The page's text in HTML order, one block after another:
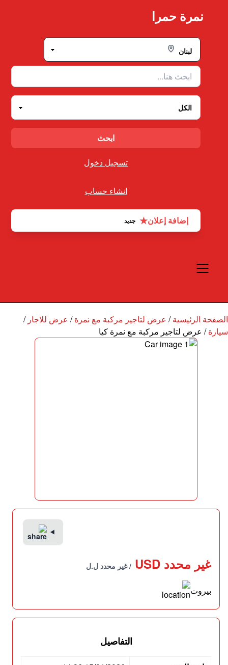
نمرة حمرا
تسجيل دخول
انشاء حساب
إضافة إعلان★ جديد
الصفحة الرئيسية/ عرض لتاجير مركبة مع نمرة/ عرض للاجار /
سيارة/ عرض لتاجير مركبة مع نمرة كيا
غير محدد USD / غير محدد ل.ل
بيروت
التفاصيل